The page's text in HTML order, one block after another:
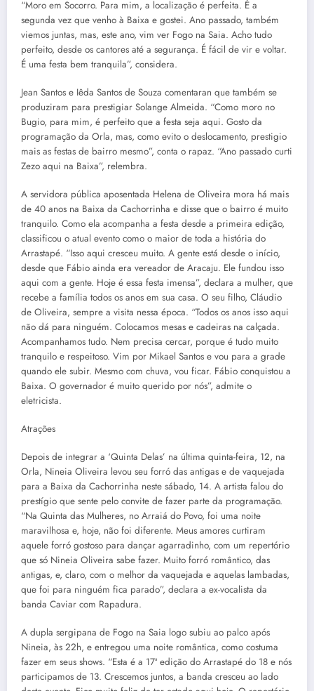
“Moro em Socorro. Para mim, a localização é perfeita. É a
segunda vez que venho à Baixa e gostei. Ano passado, também
viemos juntas, mas, este ano, vim ver Fogo na Saia. Acho tudo
perfeito, desde os cantores até a segurança. É fácil de vir e voltar.
É uma festa bem tranquila”, considera.
Jean Santos e Iêda Santos de Souza comentaran que também se
produziram para prestigiar Solange Almeida. “Como moro no
Bugio, para mim, é perfeito que a festa seja aqui. Gosto da
programação da Orla, mas, como evito o deslocamento, prestigio
mais as festas de bairro mesmo”, conta o rapaz. “Ano passado curti
Zezo aqui na Baixa”, relembra.
A servidora pública aposentada Helena de Oliveira mora há mais
de 40 anos na Baixa da Cachorrinha e disse que o bairro é muito
tranquilo. Como ela acompanha a festa desde a primeira edição,
classificou o atual evento como o maior de toda a história do
Arrastapé. “Isso aqui cresceu muito. A gente está desde o início,
desde que Fábio ainda era vereador de Aracaju. Ele fundou isso
aqui com a gente. Hoje é essa festa imensa”, declara a mulher, que
recebe a família todos os anos em sua casa. O seu filho, Cláudio
de Oliveira, sempre a visita nessa época. “Todos os anos isso aqui
não dá para ninguém. Colocamos mesas e cadeiras na calçada.
Acompanhamos tudo. Nem precisa cercar, porque é tudo muito
tranquilo e respeitoso. Vim por Mikael Santos e vou para a grade
quando ele subir. Mesmo com chuva, vou ficar. Fábio conquistou a
Baixa. O governador é muito querido por nós”, admite o
eletricista.
Atrações
Depois de integrar a ‘Quinta Delas’ na última quinta-feira, 12, na
Orla, Nineia Oliveira levou seu forró das antigas e de vaquejada
para a Baixa da Cachorrinha neste sábado, 14. A artista falou do
prestígio que sente pelo convite de fazer parte da programação.
“Na Quinta das Mulheres, no Arraiá do Povo, foi uma noite
maravilhosa e, hoje, não foi diferente. Meus amores curtiram
aquele forró gostoso para dançar agarradinho, com um repertório
que só Nineia Oliveira sabe fazer. Muito forró romântico, das
antigas, e, claro, com o melhor da vaquejada e aquelas lambadas,
que foi para ninguém fica parado”, declara a ex-vocalista da
banda Caviar com Rapadura.
A dupla sergipana de Fogo na Saia logo subiu ao palco após
Nineia, às 22h, e entregou uma noite romântica, como costuma
fazer em seus shows. “Esta é a 17ª edição do Arrastapé do 18 e nós
participamos de 13. Crescemos juntos, a banda cresceu ao lado